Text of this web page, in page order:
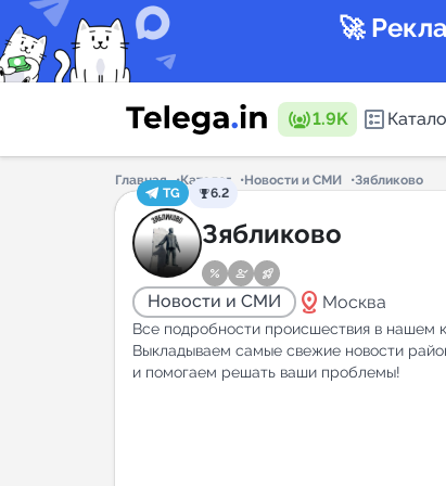
🚀
1.9K
Главная Каталог Новости и СМИ
Зябликово
TG
6.2
Зябликово
Новости и СМИ distance Москва
Все подробности происшествия в нашем
Выкладываем самые свежие новости
и помогаем решать ваши проблемы!